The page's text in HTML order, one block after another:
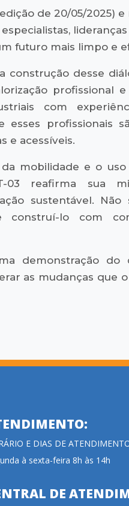
de 20/05/2025) e
futuro mais limpo e
construção desse
profissional
com
esses profissionais
e acessíveis.
mobilidade e o uso
03 reafirma sua
sustentável.
lo com
demonstração do
as mudanças que
E DIAS DE
à sexta-feira 8h às 14h
DE